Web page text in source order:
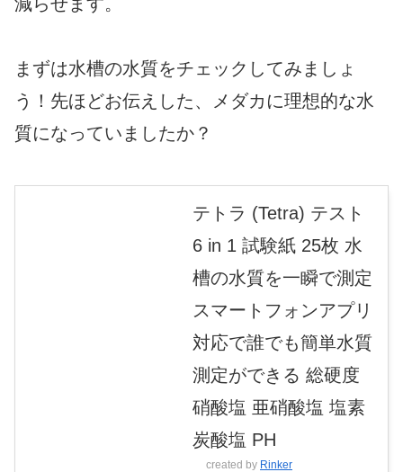
まずは水槽の水質をチェックしてみましょ
う！先ほどお伝えした、メダカに理想的な水
質になっていましたか？
テトラ (Tetra) テスト
6 in 1 試験紙 25枚 水
槽の水質を一瞬で測定
スマートフォンアプリ
対応で誰でも簡単水質
測定ができる 総硬度
硝酸塩 亜硝酸塩 塩素
炭酸塩 PH
created by Rinker